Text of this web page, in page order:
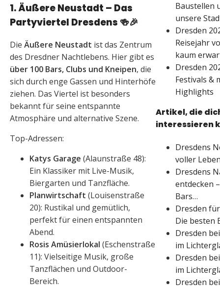
1. Äußere Neustadt – Das
Partyviertel Dresdens 🍻🎉
Die Äußere Neustadt ist das Zentrum
des Dresdner Nachtlebens. Hier gibt es
über 100 Bars, Clubs und Kneipen, die
sich durch enge Gassen und Hinterhöfe
ziehen. Das Viertel ist besonders
bekannt für seine entspannte
Atmosphäre und alternative Szene.
Top-Adressen:
Katys Garage (Alaunstraße 48):
Ein Klassiker mit Live-Musik,
Biergarten und Tanzfläche.
Planwirtschaft (Louisenstraße
20): Rustikal und gemütlich,
perfekt für einen entspannten
Abend.
Rosis Amüsierlokal (Eschenstraße
11): Vielseitige Musik, große
Tanzflächen und Outdoor-
Bereich.
Baustellen
unsere
Dresden
Reisejahr
kaum
Dresden
Festivals &
Highlights
Artikel, die
interessieren
Dresdens
voller
Dresdens
entdecken
Bars…
Dresden
Die besten
Dresden
im
Dresden
im
Dresden